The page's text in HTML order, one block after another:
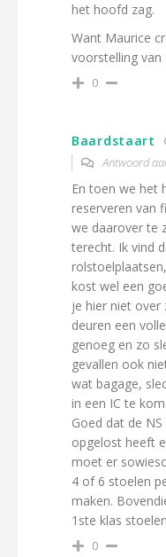
het hoofd zag.
Want Maurice
voorstelling van
0
Baardstaart
Antwoord
En toen we het
reserveren van
we daarover te
terecht. Ik vind
kost wel een
je hier niet over
deuren een
genoeg en zo
gevallen ook
wat bagage,
in een IC te
Goed dat de NS
opgelost heeft
moet er
4 of 6 stoelen
maken.
1ste klas
0